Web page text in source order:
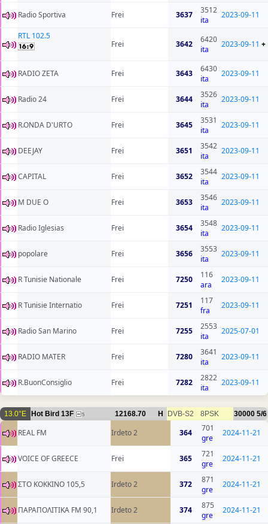
Radio Sportiva Frei 3637
3512
ita
2023-09-11
RTL 102.5
Frei
3642
6420
ita
2023-09-11 +
RADIO ZETA Frei 3643
6430
ita
2023-09-11
Radio 24 Frei 3644
3526
ita
2023-09-11
R.ONDA D'URTO Frei 3645
3531
ita
2023-09-11
DEEJAY Frei 3651
3542
ita
2023-09-11
CAPITAL Frei 3652
3544
ita
2023-09-11
M DUE O Frei 3653
3546
ita
2023-09-11
Radio Iglesias Frei 3654
3548
ita
2023-09-11
popolare Frei 3656
3553
ita
2023-09-11
R Tunisie Nationale Frei 7250
116
ara
2023-09-11
R Tunisie Internatio Frei 7251
117
fra
2023-09-11
Radio San Marino Frei 7255
2553
ita
2025-07-01
RADIO MATER Frei 7280
3641
ita
2023-09-11
R.BuonConsiglio Frei 7282
2822
ita
2023-09-11
13.0°E Hot Bird 13F 5 12168.70 H DVB-S2 8PSK 30000 5/6
REAL FM Irdeto 2 364
701
gre
2024-11-21
VOICE OF GREECE Frei 365
721
gre
2024-11-21
ΣΤΟ ΚΟΚΚΙΝΟ 105,5 Irdeto 2 372
871
gre
2024-11-21
ΠΑΡΑΠΟΛΙΤΙΚΑ FM 90,1 Irdeto 2 374
875
gre
2024-11-21